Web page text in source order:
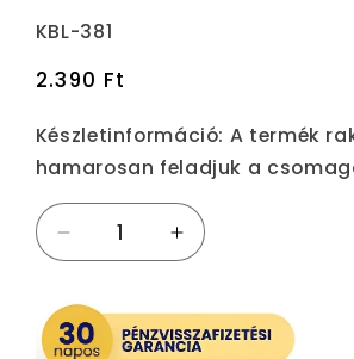
Termékváltozat:
KBL-381
Normál
2.390 Ft
Készletinformáció: A termék
hamarosan feladjuk a
Galambriasztó,
madárriasztó
csökkentése
Galambriasztó,
madárriasztó
növelése